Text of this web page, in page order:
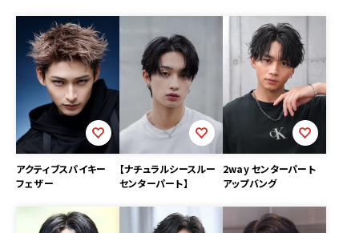
アクティブスパイキー
フェザー
【ナチュラルシースルー
センターパート】
2way センターパート
アップバング